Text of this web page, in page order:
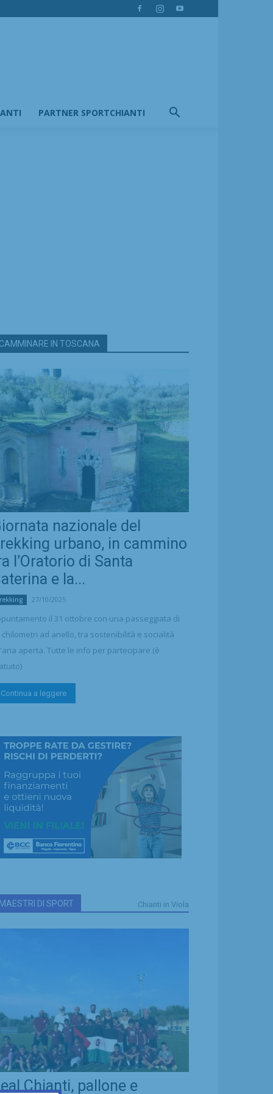
PARTNER SPORTCHIANTI
IN TOSCANA
nazionale del
urbano, in cammino
l’Oratorio di Santa
e la...
27/10/2025
il 31 ottobre con una passeggiata di
chilometri ad anello, tra sostenibilità e socialità
aperta. Tutte le info per partecipare (è
Continua a leggere
DI SPORT Chianti in Viola
Chianti, pallone e